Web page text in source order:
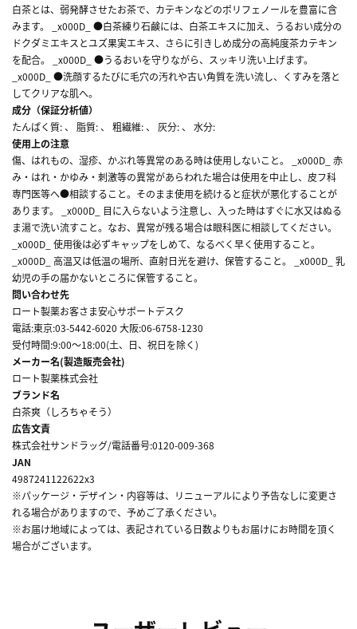
白茶とは、弱発酵させたお茶で、カテキンなどのポリフェノールを豊富に含
みます。 _x000D_ ●白茶練り石鹸には、白茶エキスに加え、うるおい成分の
ドクダミエキスとユズ果実エキス、さらに引きしめ成分の高純度茶カテキン
を配合。 _x000D_ ●うるおいを守りながら、スッキリ洗い上げます。
_x000D_ ●洗顔するたびに毛穴の汚れや古い角質を洗い流し、くすみを落と
してクリアな肌へ。
成分（保証分析値）
たんぱく質: 、 脂質: 、 粗繊維: 、 灰分: 、 水分:
使用上の注意
傷、はれもの、湿疹、かぶれ等異常のある時は使用しないこと。 _x000D_ 赤
み・はれ・かゆみ・刺激等の異常があらわれた場合は使用を中止し、皮フ科
専門医等へ●相談すること。そのまま使用を続けると症状が悪化することが
あります。 _x000D_ 目に入らないよう注意し、入った時はすぐに水又はぬる
ま湯で洗い流すこと。なお、異常が残る場合は眼科医に相談してください。
_x000D_ 使用後は必ずキャップをしめて、なるべく早く使用すること。
_x000D_ 高温又は低温の場所、直射日光を避け、保管すること。 _x000D_ 乳
幼児の手の届かないところに保管すること。
問い合わせ先
ロート製薬お客さま安心サポートデスク
電話:東京:03-5442-6020 大阪:06-6758-1230
受付時間:9:00～18:00(土、日、祝日を除く)
メーカー名(製造販売会社)
ロート製薬株式会社
ブランド名
白茶爽（しろちゃそう）
広告文責
株式会社サンドラッグ/電話番号:0120-009-368
JAN
4987241122622x3
※パッケージ・デザイン・内容等は、リニューアルにより予告なしに変更さ
れる場合がありますので、予めご了承ください。
※お届け地域によっては、表記されている日数よりもお届けにお時間を頂く
場合がございます。